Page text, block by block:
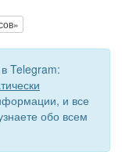
Telegram:
и все
обо всем